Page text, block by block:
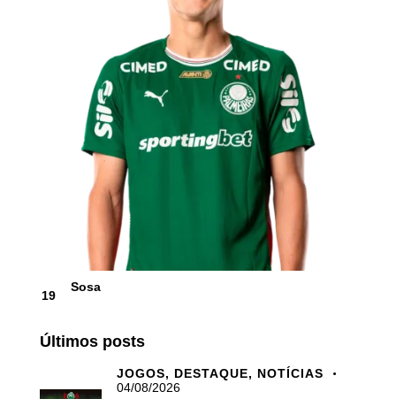
19
Sosa
Últimos posts
JOGOS, DESTAQUE, NOTÍCIAS
04/08/2026